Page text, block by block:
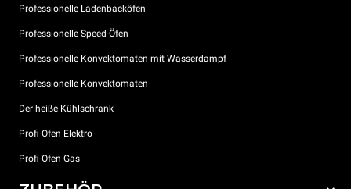
Professionelle Ladenbacköfen
Professionelle Speed-Öfen
Professionelle Konvektomaten mit Wasserdampf
Professionelle Konvektomaten
Der heiße Kühlschrank
Profi-Ofen Elektro
Profi-Ofen Gas